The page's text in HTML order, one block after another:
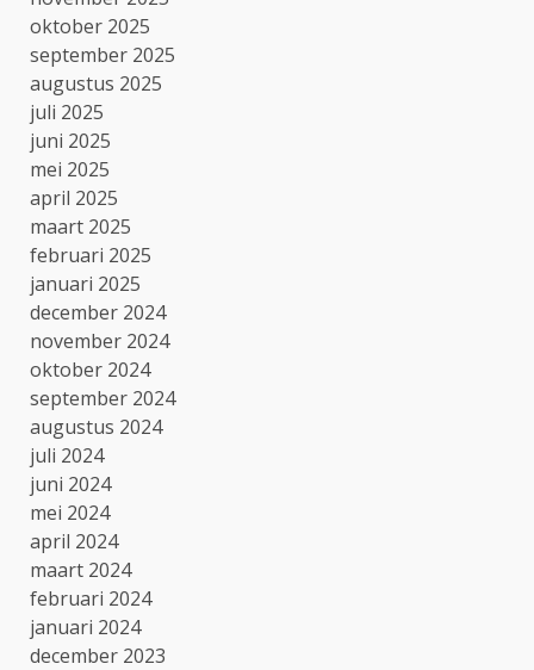
oktober 2025
september 2025
augustus 2025
juli 2025
juni 2025
mei 2025
april 2025
maart 2025
februari 2025
januari 2025
december 2024
november 2024
oktober 2024
september 2024
augustus 2024
juli 2024
juni 2024
mei 2024
april 2024
maart 2024
februari 2024
januari 2024
december 2023